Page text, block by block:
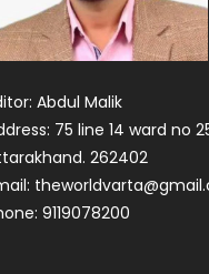
Abdul Malik
75 line 14 ward no
262402
9119078200